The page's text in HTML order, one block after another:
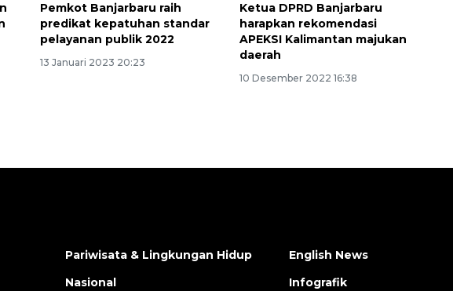
Pemkot Banjarbaru raih
predikat kepatuhan standar
pelayanan publik 2022
13 Januari 2023 20:23
Ketua DPRD Banjarbaru
harapkan rekomendasi
APEKSI Kalimantan majukan
daerah
10 Desember 2022 16:38
Pariwisata & Lingkungan Hidup
Nasional
English News
Infografik